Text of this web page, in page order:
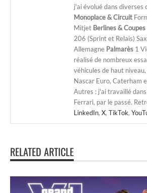
j'ai évolué dans diverses
Monoplace & Circuit
Mitjet Berlines &
206 (Sprint et Relais)
Allemagne Palmarès 1
réalisé de nombreux
véhicules de haut
Nascar Euro, Caterham
Autres : j'ai travaillé
Ferrari, par le passé.
LinkedIn, X, TikTok,
RELATED ARTICLE